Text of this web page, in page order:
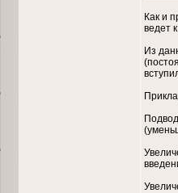
Как и
ведет
Из